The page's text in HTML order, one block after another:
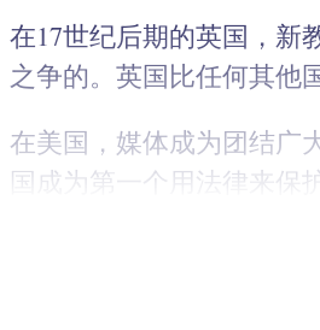
在17世纪后期的英国，新
之争的。英国比任何其他
在美国，媒体成为团结广
国成为第一个用法律来保